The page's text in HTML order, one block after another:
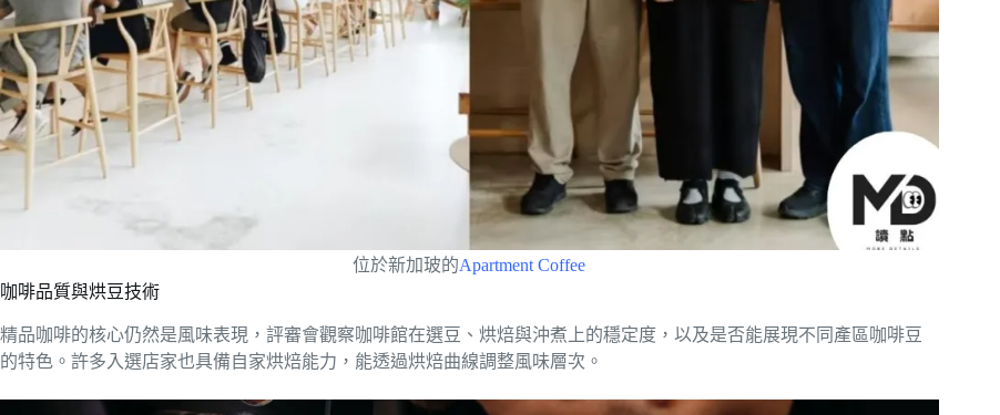
位於新加玻的Apartment Coffee
咖啡品質與烘豆技術
精品咖啡的核心仍然是風味表現，評審會觀察咖啡館在選豆、烘焙與沖煮上的穩定度，以及是否能展現不同產區咖啡豆
的特色。許多入選店家也具備自家烘焙能力，能透過烘焙曲線調整風味層次。